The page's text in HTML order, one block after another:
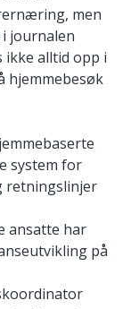
men
journalen
ikke alltid opp i
hjemmebesøk
system for
retningslinjer
ansatte har
på